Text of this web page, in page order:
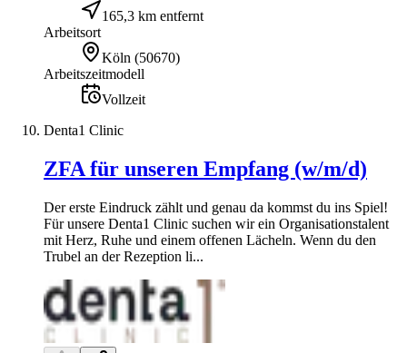
165,3 km entfernt
Arbeitsort
Köln (50670)
Arbeitszeitmodell
Vollzeit
Denta1 Clinic
ZFA für unseren Empfang (w/m/d)
Der erste Eindruck zählt und genau da kommst du ins Spiel!
Für unsere Denta1 Clinic suchen wir ein Organisationstalent
mit Herz, Ruhe und einem offenen Lächeln. Wenn du den
Trubel an der Rezeption li...